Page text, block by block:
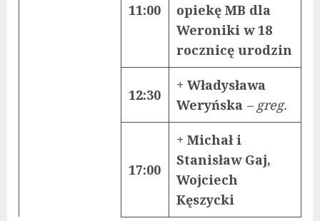
11:00
opiekę MB dla
Weroniki w 18
rocznicę urodzin
12:30
+ Władysława
Weryńska – greg.
17:00
+ Michał i
Stanisław Gaj,
Wojciech
Kęszycki